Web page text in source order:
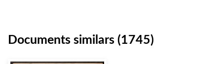
Documents similars (1745)